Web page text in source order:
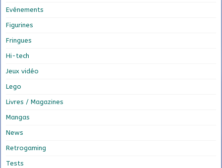
Evénements
Figurines
Fringues
Hi-tech
Jeux vidéo
Lego
Livres / Magazines
Mangas
News
Retrogaming
Tests